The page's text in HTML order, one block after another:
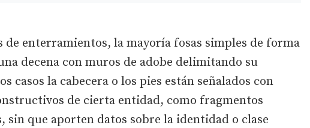
enterramientos, la mayoría fosas simples de forma
decena con muros de adobe delimitando su
casos la cabecera o los pies están señalados con
de cierta entidad, como fragmentos
sin que aporten datos sobre la identidad o clase